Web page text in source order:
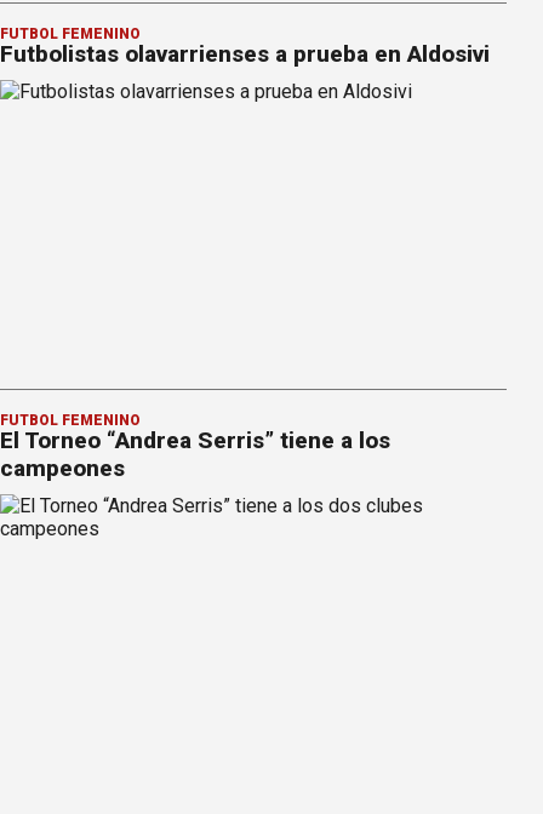
FÚTBOL FEMENINO
Futbolistas olavarrienses a prueba en Aldosivi
FÚTBOL FEMENINO
El Torneo “Andrea Serris” tiene a los
campeones